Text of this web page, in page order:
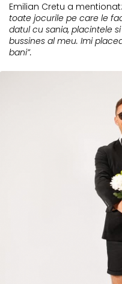
Emilian Cretu a
toate jocurile pe care le
datul cu sania, placintele
bussines al meu. Imi
bani”.